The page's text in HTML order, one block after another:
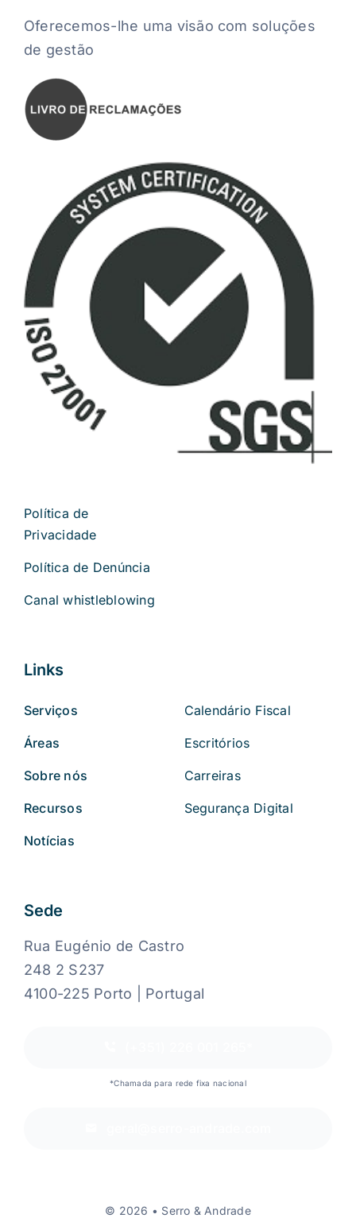
Oferecemos-lhe uma visão com soluções
de gestão
Política de
Privacidade
Política de Denúncia
Canal whistleblowing
Links
Serviços
Áreas
Sobre nós
Recursos
Notícias
Calendário Fiscal
Escritórios
Carreiras
Segurança Digital
Sede
Rua Eugénio de Castro
248 2 S237
4100-225 Porto | Portugal
*Chamada para rede fixa nacional
© 2026 • Serro & Andrade